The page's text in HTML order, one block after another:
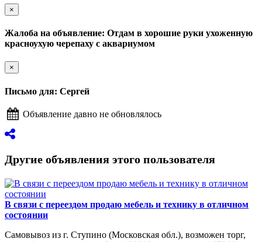
×
Жалоба на объявление: Отдам в хорошие руки ухоженную
красноухую черепаху с аквариумом
×
Письмо для: Сергей
Объявление давно не обновлялось
Другие объявления этого пользователя
В связи с переездом продаю мебель и технику в отличном
состоянии
Самовывоз из г. Ступино (Московская обл.), возможен торг,